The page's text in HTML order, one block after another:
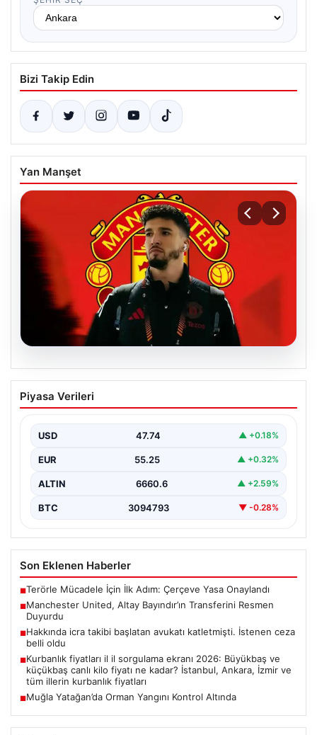
Bizi Takip Edin
Yan Manşet
Manchester United, Altay Bayındır’ın
Transferini Resmen Duyurdu
beklenen haberi duyurdu ve transferde sona…
Piyasa Verileri
USD 47.74 ▲ +0.18%
EUR 55.25 ▲ +0.32%
ALTIN 6660.6 ▲ +2.59%
BTC 3094793 ▼ -0.28%
Son Eklenen Haberler
■Terörle Mücadele İçin İlk Adım: Çerçeve Yasa Onaylandı
■Manchester United, Altay Bayındır’ın Transferini Resmen
Duyurdu
■Hakkında icra takibi başlatan avukatı katletmişti. İstenen ceza
belli oldu
■Kurbanlık fiyatları il il sorgulama ekranı 2026: Büyükbaş ve
küçükbaş canlı kilo fiyatı ne kadar? İstanbul, Ankara, İzmir ve
tüm illerin kurbanlık fiyatları
■Muğla Yatağan’da Orman Yangını Kontrol Altında